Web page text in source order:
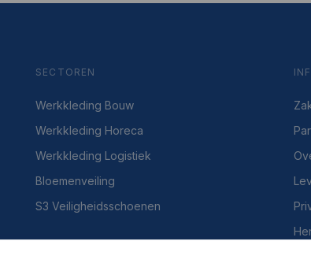
SECTOREN
Werkkleding Bouw
Werkkleding Horeca
Werkkleding Logistiek
Bloemenveiling
S3 Veiligheidsschoenen